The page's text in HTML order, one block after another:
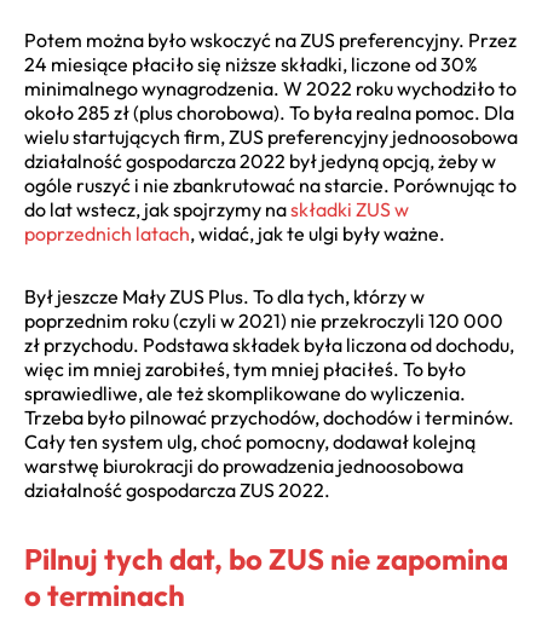
Potem można było wskoczyć na ZUS preferencyjny. Przez
24 miesiące płaciło się niższe składki, liczone od 30%
minimalnego wynagrodzenia. W 2022 roku wychodziło to
około 285 zł (plus chorobowa). To była realna pomoc. Dla
wielu startujących firm, ZUS preferencyjny jednoosobowa
działalność gospodarcza 2022 był jedyną opcją, żeby w
ogóle ruszyć i nie zbankrutować na starcie. Porównując to
do lat wstecz, jak spojrzymy naskładki ZUS w
poprzednich latach, widać, jak te ulgi były ważne.
Był jeszcze Mały ZUS Plus. To dla tych, którzy w
poprzednim roku (czyli w 2021) nie przekroczyli 120 000
zł przychodu. Podstawa składek była liczona od dochodu,
więc im mniej zarobiłeś, tym mniej płaciłeś. To było
sprawiedliwe, ale też skomplikowane do wyliczenia.
Trzeba było pilnować przychodów, dochodów i terminów.
Cały ten system ulg, choć pomocny, dodawał kolejną
warstwę biurokracji do prowadzenia jednoosobowa
działalność gospodarcza ZUS 2022.
Pilnuj tych dat, bo ZUS nie zapomina
o terminach